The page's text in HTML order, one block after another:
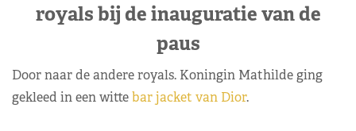
royals bij de inauguratie van de
paus
Door naar de andere royals. Koningin Mathilde ging
gekleed in een wittebar jacket van Dior.